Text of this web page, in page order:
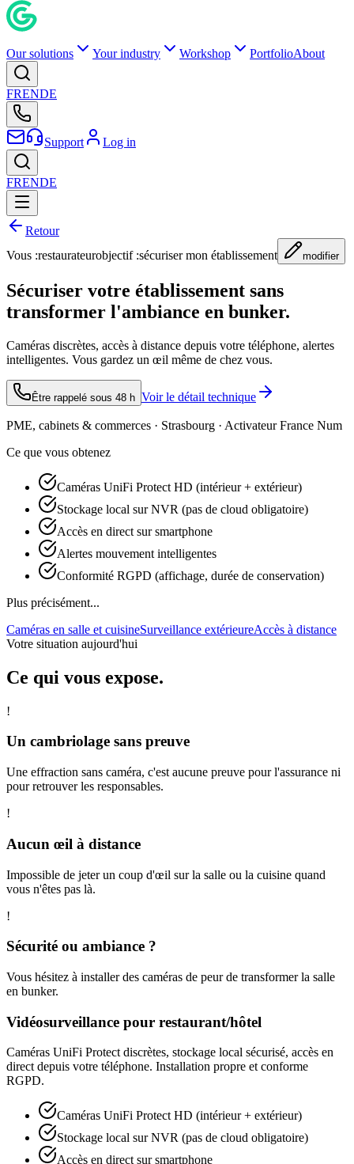
Our solutions Your industry Workshop PortfolioAbout
FRENDE
Support Log in
FRENDE
Retour
Vous :restaurateurobjectif :sécuriser mon établissement modifier
Sécuriser votre établissement sans
transformer l'ambiance en bunker.
Caméras discrètes, accès à distance depuis votre téléphone, alertes
intelligentes. Vous gardez un œil même de chez vous.
Être rappelé sous 48 h Voir le détail technique
PME, cabinets & commerces · Strasbourg · Activateur France Num
Ce que vous obtenez
Caméras UniFi Protect HD (intérieur + extérieur)
Stockage local sur NVR (pas de cloud obligatoire)
Accès en direct sur smartphone
Alertes mouvement intelligentes
Conformité RGPD (affichage, durée de conservation)
Plus précisément...
Caméras en salle et cuisineSurveillance extérieureAccès à distance
Votre situation aujourd'hui
Ce qui vous expose.
!
Un cambriolage sans preuve
Une effraction sans caméra, c'est aucune preuve pour l'assurance ni
pour retrouver les responsables.
!
Aucun œil à distance
Impossible de jeter un coup d'œil sur la salle ou la cuisine quand
vous n'êtes pas là.
!
Sécurité ou ambiance ?
Vous hésitez à installer des caméras de peur de transformer la salle
en bunker.
Vidéosurveillance pour restaurant/hôtel
Caméras UniFi Protect discrètes, stockage local sécurisé, accès en
direct depuis votre téléphone. Installation propre et conforme
RGPD.
Caméras UniFi Protect HD (intérieur + extérieur)
Stockage local sur NVR (pas de cloud obligatoire)
Accès en direct sur smartphone